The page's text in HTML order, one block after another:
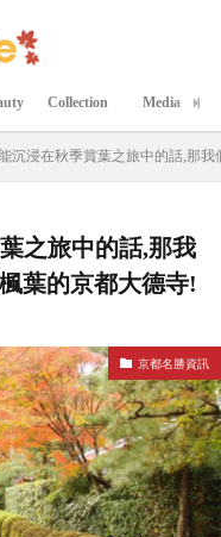
Collection
コレクション
Media
メディア掲載
沉浸在秋季賞葉之旅中的話,那
之旅中的話,那我
葉的京都大德寺!
京都名勝資訊